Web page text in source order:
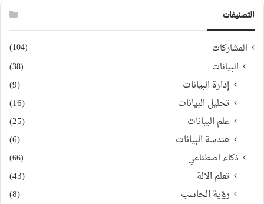
التصنيفات
المشاركات (104)
البيانات (38)
إدارة البيانات
(9)
تحليل البيانات
(16)
علم البيانات
(25)
هندسة البيانات
(6)
ذكاء اصطناعي (66)
تعلم الآلة
(43)
رؤية الحاسب
(8)